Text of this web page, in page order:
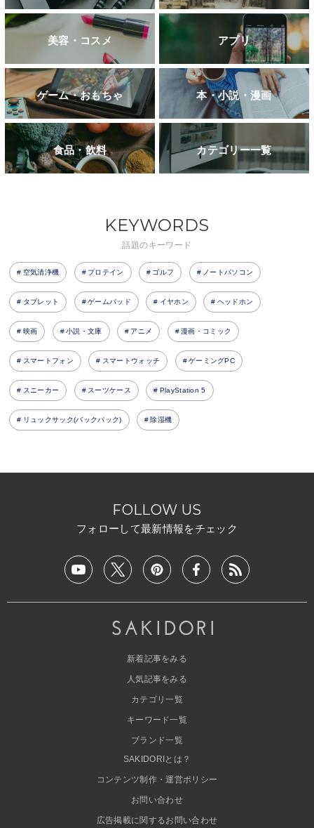
美容・コスメ アプリ
ゲーム・おもちゃ 本・小説・漫画
食品・飲料 カテゴリー一覧
KEYWORDS
話題のキーワード
空気清浄機 プロテイン ゴルフ ノートパソコン
タブレット ゲームパッド イヤホン ヘッドホン
映画 小説・文庫 アニメ 漫画・コミック
スマートフォン スマートウォッチ ゲーミングPC
スニーカー スーツケース PlayStation 5
リュックサック(バックパック) 除湿機
FOLLOW US
フォローして最新情報をチェック
新着記事をみる
人気記事をみる
カテゴリ一覧
キーワード一覧
ブランド一覧
SAKIDORIとは？
コンテンツ制作・運営ポリシー
お問い合わせ
広告掲載に関するお問い合わせ